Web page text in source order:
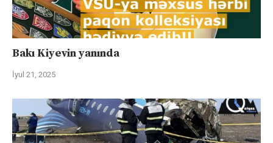
Bakı Kiyevin yanında
İyul 21, 2025